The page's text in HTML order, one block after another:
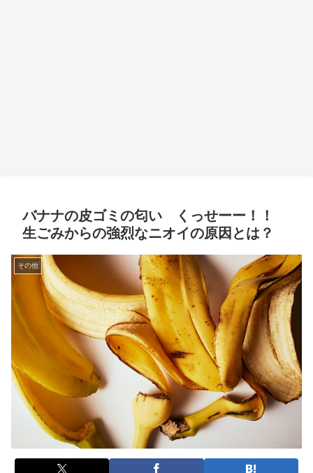
バナナの皮ゴミの匂い くっせーー！！
生ごみからの強烈なニオイの原因とは？
その他